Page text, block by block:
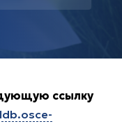
ссылку